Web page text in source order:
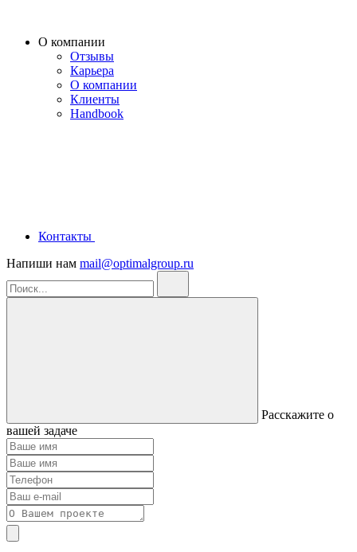
О компании
Отзывы
Карьера
О компании
Клиенты
Handbook
Контакты
Напиши нам mail@optimalgroup.ru
Расскажите о
вашей задаче